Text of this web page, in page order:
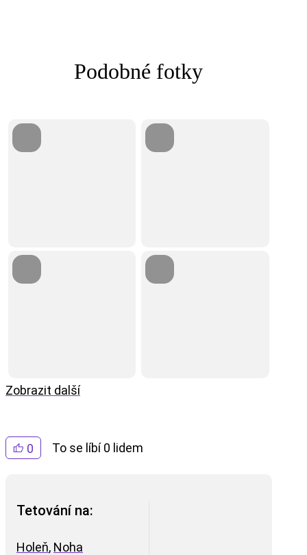
0 To se líbí 0 lidem
Tetování na:
Holeň, Noha
Podobné fotky
Zobrazit další